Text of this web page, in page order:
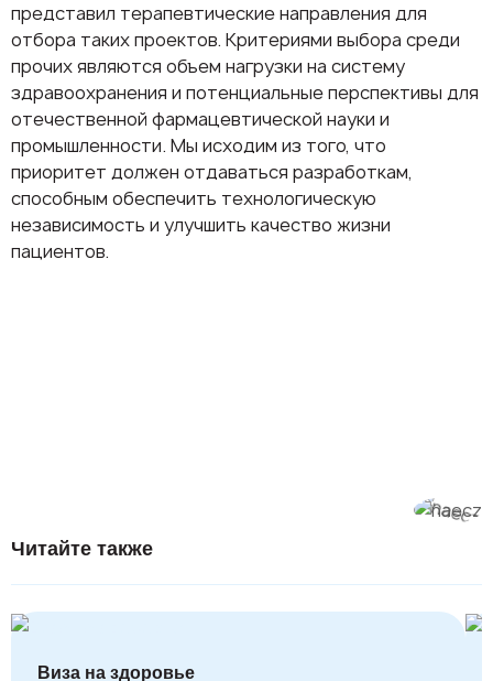
представил терапевтические направления для
отбора таких проектов. Критериями выбора среди
прочих являются объем нагрузки на систему
здравоохранения и потенциальные перспективы для
отечественной фармацевтической науки и
промышленности. Мы исходим из того, что
приоритет должен отдаваться разработкам,
способным обеспечить технологическую
независимость и улучшить качество жизни
пациентов.
Читайте также
Виза на здоровье